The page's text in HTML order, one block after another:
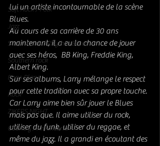
Soft Rock / Folk
Jazz
Soul / Funk / Rhythm Blues
Southern rock
Bons Plans
Rock
ZIKERS NIGHT
Country / Americana
lui un artiste incontournable de la scène
Blues.
Au cours de sa carrière de 30 ans
maintenant, il a eu la chance de jouer
avec ses héros,  BB King, Freddie King,
Albert King.
Sur ses albums, Larry mélange le respect
pour cette tradition avec sa propre touche.
Car Larry aime bien sûr jouer le Blues
mais pas que. Il aime utiliser du rock,
utiliser du funk, utiliser du reggae, et
même du jazz. Il a grandi en écoutant des